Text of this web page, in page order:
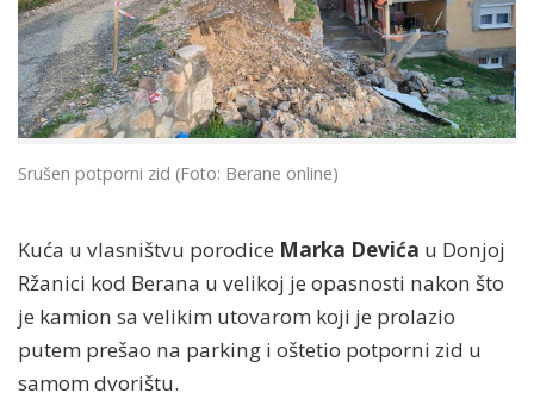
Srušen potporni zid (Foto: Berane online)
Kuća u vlasništvu porodice Marka Devića u Donjoj
Ržanici kod Berana u velikoj je opasnosti nakon što
je kamion sa velikim utovarom koji je prolazio
putem prešao na parking i oštetio potporni zid u
samom dvorištu.